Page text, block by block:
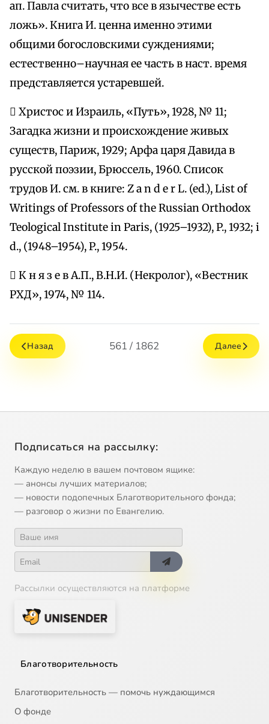
ап. Павла считать, что все в язычестве есть
ложь». Книга И. ценна именно этими
общими богословскими суждениями;
естественно–научная ее часть в наст. время
представляется устаревшей.
 Христос и Израиль, «Путь», 1928, № 11;
Загадка жизни и происхождение живых
существ, Париж, 1929; Арфа царя Давида в
русской поэзии, Брюссель, 1960. Список
трудов И. см. в книге: Z a n d e r L. (ed.), List of
Writings of Professors of the Russian Orthodox
Teological Institute in Paris, (1925–1932), P., 1932; i
d., (1948–1954), P., 1954.
 К н я з е в А.П., В.Н.И. (Некролог), «Вестник
РХД», 1974, № 114.
Назад 561 / 1862 Далее
Подписаться на рассылку:
Каждую неделю в вашем почтовом ящике:
— анонсы лучших материалов;
— новости подопечных Благотворительного фонда;
— разговор о жизни по Евангелию.
Рассылки осуществляются на платформе
Благотворительность
Благотворительность — помочь нуждающимся
О фонде